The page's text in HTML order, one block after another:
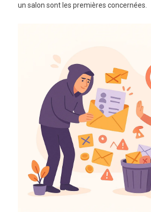
un salon sont les premières concernées.